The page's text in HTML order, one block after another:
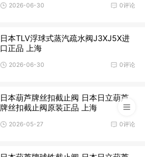
0评论
2026-06-30
日本TLV浮球式蒸汽疏水阀J3XJ5X进
口正品 上海
0评论
2026-06-30
日本葫芦牌丝扣截止阀 日本日立葫芦
牌丝扣截止阀原装正品 上海
0评论
2026-05-27